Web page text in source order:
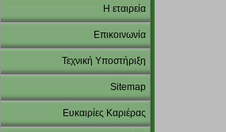
Η εταιρεία
Επικοινωνία
Τεχνική Υποστήριξη
Sitemap
Ευκαιρίες Καριέρας